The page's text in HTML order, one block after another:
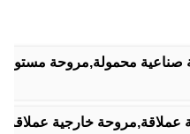
مستودعات محمولة